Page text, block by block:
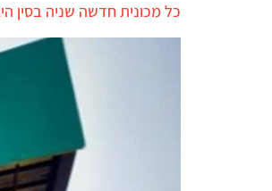
כל מכונית חדשה שניה בסין